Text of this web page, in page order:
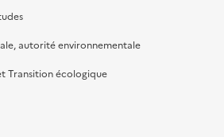
autorité environnementale
Transition écologique